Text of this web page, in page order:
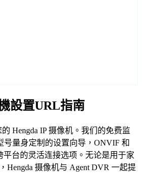
設置URL指南
Hengda IP 摄像机。我们的免费监
号量身定制的设置向导，ONVIF 和
平台的灵活连接选项。无论是用于家
Hengda 摄像机与 Agent DVR 一起提